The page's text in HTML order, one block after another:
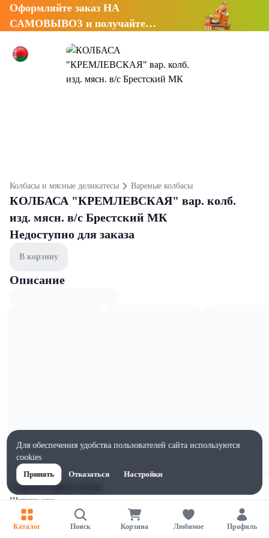
Оформляйте заказ НА
САМОВЫВОЗ и получайте
Колбасы и мясные деликатесы Вареные колбасы
КОЛБАСА "КРЕМЛЕВСКАЯ" вар. колб.
изд. мясн. в/с Брестский МК
Недоступно для заказа
В корзину
Описание
Характеристики
Ширина, мм
Высота, мм
Каталог Поиск Корзина Любимое Профиль
Для обеспечения удобства пользователей сайта используются
cookies
Принять
Отказаться Настройки